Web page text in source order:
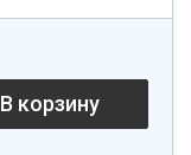
В корзину